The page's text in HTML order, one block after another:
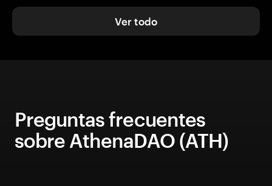
Ver todo
Preguntas frecuentes
sobre AthenaDAO (ATH)